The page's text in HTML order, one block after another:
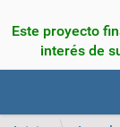
Este proyecto
interés de
v